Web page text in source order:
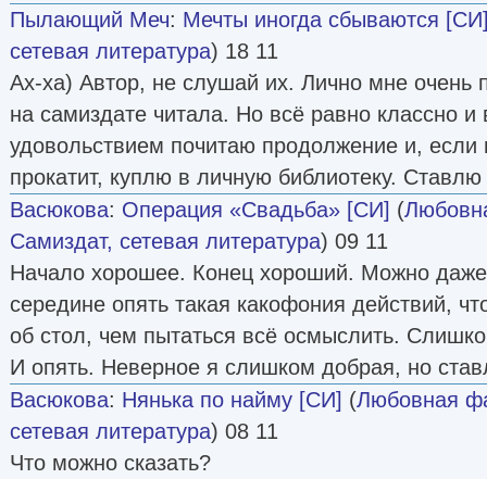
Пылающий Меч: Мечты иногда сбываются
сетевая литература) 18 11
Ах-ха) Автор, не слушай их. Лично мне очень
на самиздате читала. Но всё равно классно и
удовольствием почитаю продолжение и, если
прокатит, куплю в личную библиотеку. Ставлю
Васюкова: Операция «Свадьба» [СИ] (
Самиздат, сетевая литература) 09 11
Начало хорошее. Конец хороший. Можно даже
середине опять такая какофония действий,
об стол, чем пытаться всё осмыслить.
И опять. Неверное я слишком добрая, но
Васюкова: Нянька по найму [СИ] (Любовная
сетевая литература) 08 11
Что можно сказать?